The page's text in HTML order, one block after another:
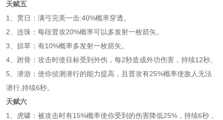
天赋五
1、贯日：满弓完美一击:40%概率穿透。
2、连珠：每段普攻20%概率可以多发射一枚箭矢。
3、掠草：有10%概率多发射一枚箭矢。
4、跗骨：攻击时使目标受到外伤，每2秒造成外功伤害，持续12秒。
5、潜游：使你侦测潜行的能力提高，且普攻有25%概率使敌人无法
潜行,持续6秒。
天赋六
1、虎啸：被攻击时有15%概率使你受到的伤害降低25%，持续6秒，